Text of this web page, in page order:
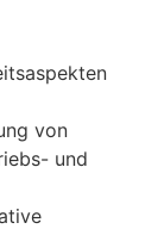
von
und